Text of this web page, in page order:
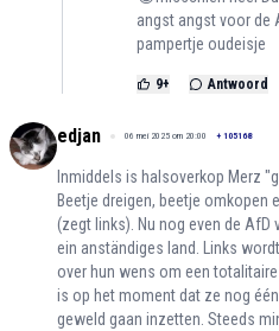
angst angst voor de
pampertje oudeisje
9+ Antwoord
edjan 06 mei 2025 om 20:00 + 105168
Inmiddels is halsoverkop Merz
Beetje dreigen, beetje omkopen
(zegt links). Nu nog even de
ein anständiges land. Links
over hun wens om een
is op het moment dat ze nog
geweld gaan inzetten. Steeds